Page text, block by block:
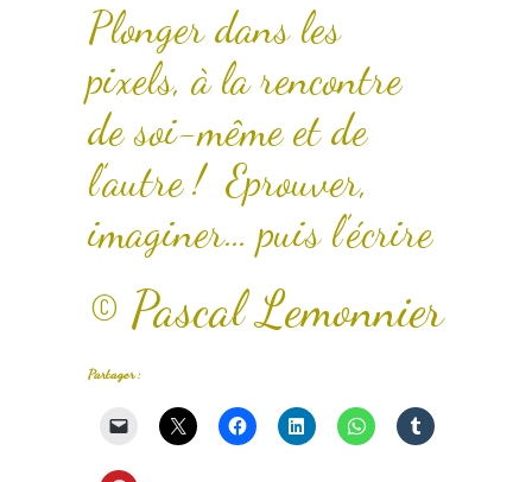
Plonger dans les
pixels, à la rencontre
de soi-même et de
l’autre ! Eprouver,
imaginer… puis l’écrire
© Pascal Lemonnier
Partager :